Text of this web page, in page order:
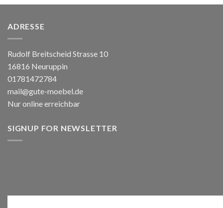
ADRESSE
Rudolf Breitscheid Strasse 10
16816 Neuruppin
01781472784
mail@gute-moebel.de
Nur online erreichbar
SIGNUP FOR NEWSLETTER